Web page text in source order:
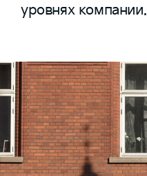
уровнях компании.